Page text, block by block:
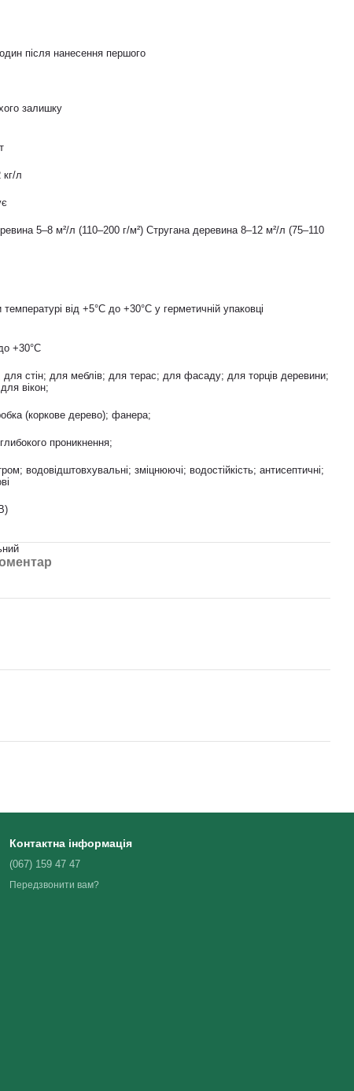
після нанесення першого
залишку
л
5–8 м²/л (110–200 г/м²) Стругана деревина 8–12 м²/л (75–110
температурі від +5°С до +30°С у герметичній упаковці
+30°С
для стін; для меблів; для терас; для фасаду; для торців деревини;
вікон;
(коркове дерево); фанера;
проникнення;
водовідштовхувальні; зміцнюючі; водостійкість; антисептичні;
Контактна інформація
(067) 159 47 47
Передзвонити вам?